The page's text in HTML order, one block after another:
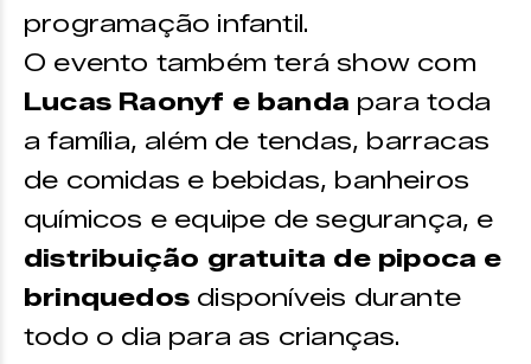
programação infantil.
O evento também terá show com
Lucas Raonyf e banda para toda
a família, além de tendas, barracas
de comidas e bebidas, banheiros
químicos e equipe de segurança, e
distribuição gratuita de pipoca e
brinquedos disponíveis durante
todo o dia para as crianças.